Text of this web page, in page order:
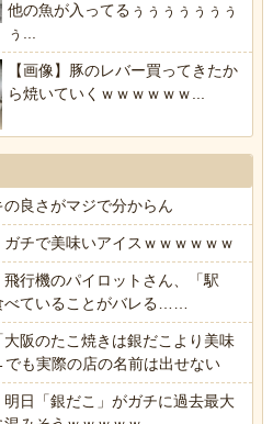
他の魚が入ってるぅぅぅぅぅぅぅ
ぅ...
【画像】豚のレバー買ってきたか
ら焼いていくｗｗｗｗｗｗ...
の良さがマジで分からん
ガチで美味いアイスｗｗｗｗｗｗ
飛行機のパイロットさん、「駅
べていることがバレる……
大阪のたこ焼きは銀だこより美味
も実際の店の名前は出せない
明日「銀だこ」がガチに過去最大